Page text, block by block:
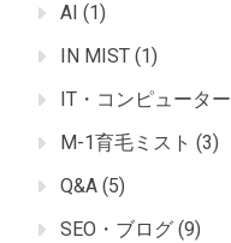
AI (1)
IN MIST (1)
IT・コンピューター
M-1育毛ミスト (3)
Q&A (5)
SEO・ブログ (9)